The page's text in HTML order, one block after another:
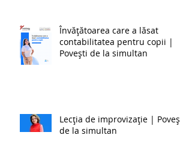
Învățătoarea care a lăsat
contabilitatea pentru copii |
Povești de la simultan
Lecția de improvizație | Povești
de la simultan